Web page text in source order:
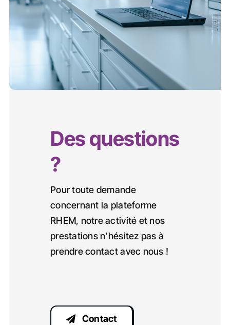
Des questions
?
Pour toute demande
concernant la plateforme
RHEM, notre activité et nos
prestations n’hésitez pas à
prendre contact avec nous !
Contact